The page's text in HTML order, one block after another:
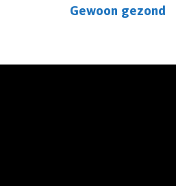
Gewoon gezond